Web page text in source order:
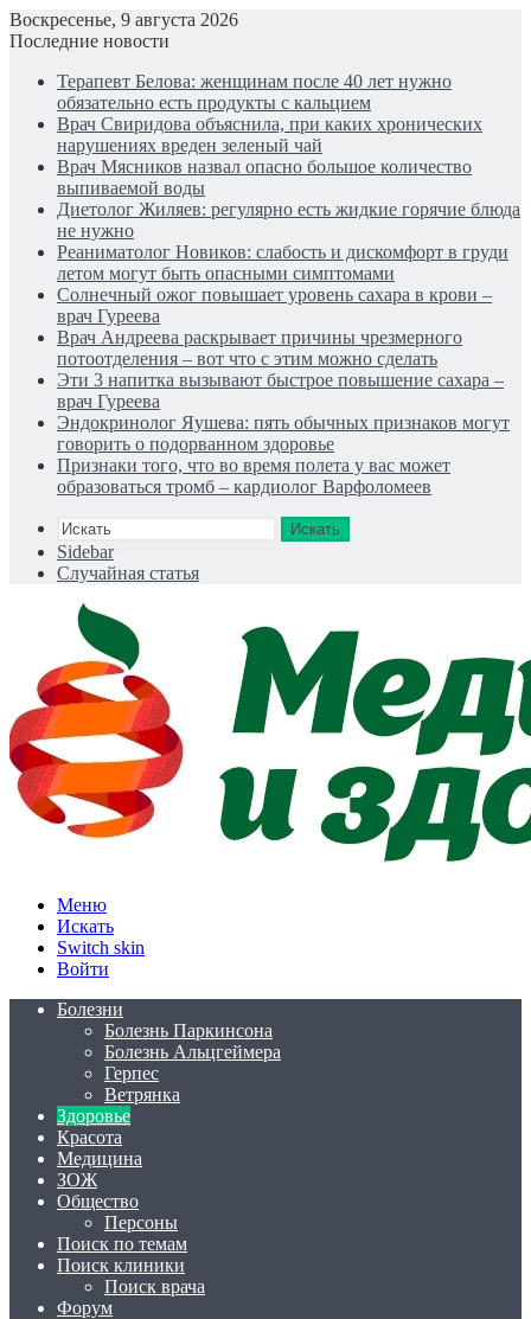
Воскресенье, 9 августа 2026
Последние новости
Терапевт Белова: женщинам после 40 лет нужно
обязательно есть продукты с кальцием
Врач Свиридова объяснила, при каких хронических
нарушениях вреден зеленый чай
Врач Мясников назвал опасно большое количество
выпиваемой воды
Диетолог Жиляев: регулярно есть жидкие горячие блюда
не нужно
Реаниматолог Новиков: слабость и дискомфорт в груди
летом могут быть опасными симптомами
Солнечный ожог повышает уровень сахара в крови –
врач Гуреева
Врач Андреева раскрывает причины чрезмерного
потоотделения – вот что с этим можно сделать
Эти 3 напитка вызывают быстрое повышение сахара –
врач Гуреева
Эндокринолог Яушева: пять обычных признаков могут
говорить о подорванном здоровье
Признаки того, что во время полета у вас может
образоваться тромб – кардиолог Варфоломеев
Искать
Sidebar
Случайная статья
Меню
Искать
Switch skin
Войти
Болезни
Болезнь Паркинсона
Болезнь Альцгеймера
Герпес
Ветрянка
Здоровье
Красота
Медицина
ЗОЖ
Общество
Персоны
Поиск по темам
Поиск клиники
Поиск врача
Форум